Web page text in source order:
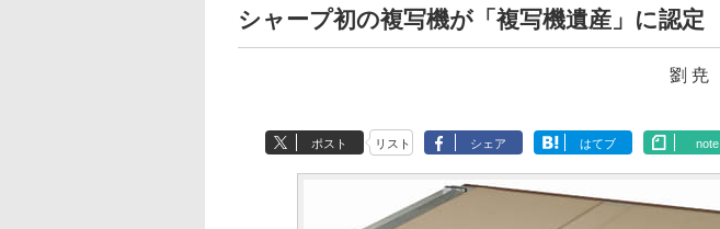
シャープ初の複写機が「複写機遺産」に認定
劉 尭
ポスト リスト シェア はてブ note